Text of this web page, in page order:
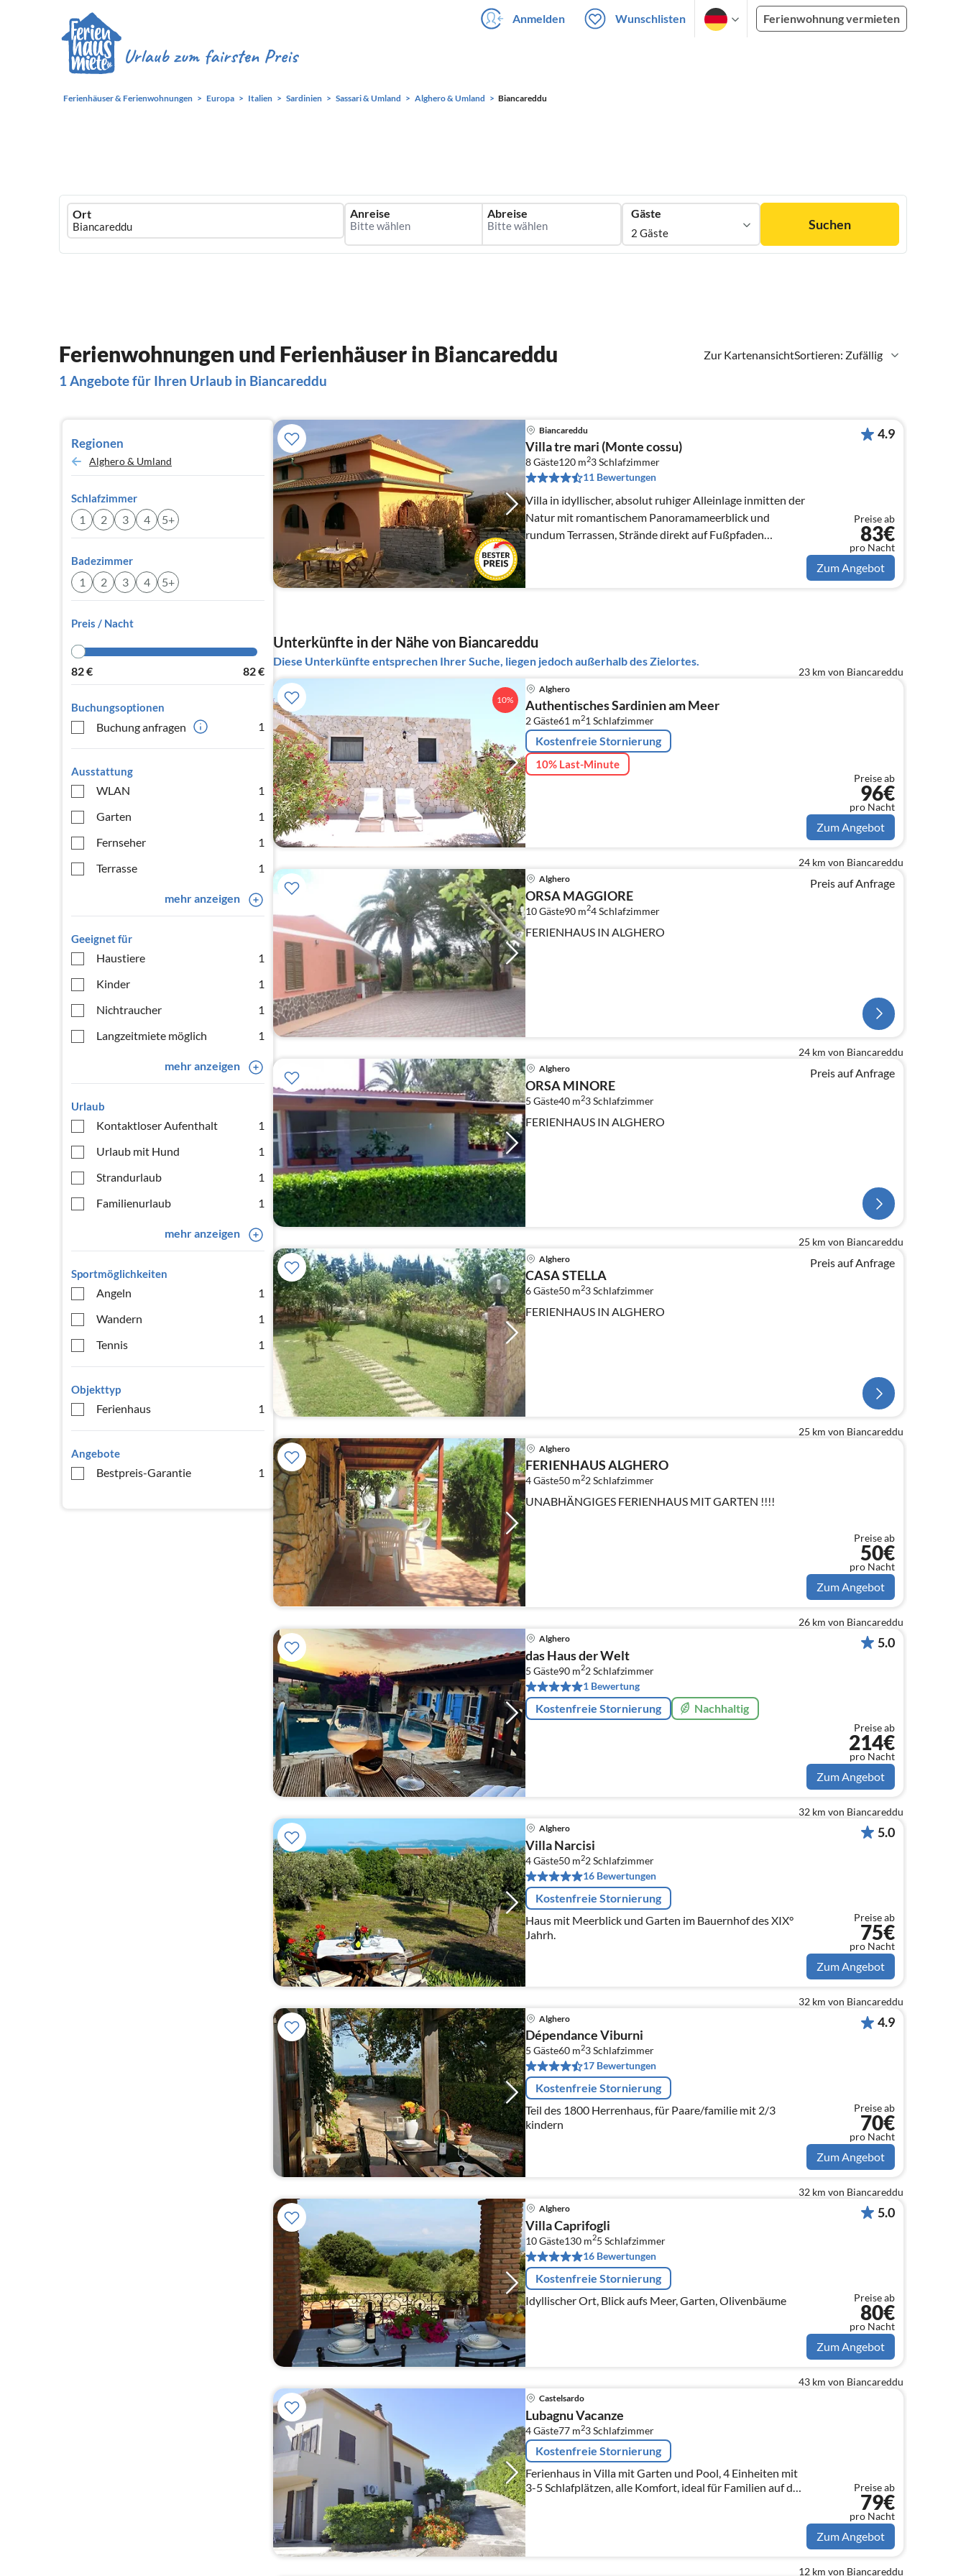
Anmelden Wunschlisten Ferienwohnung vermieten
Ferienhäuser & Ferienwohnungen Europa Italien Sardinien Sassari & Umland Alghero & Umland Biancareddu
Ferienhausmiete
logo
Ort Anreise Abreise Gäste
2 Gäste
Suchen
Zur KartenansichtSortieren: Zufällig
Ferienwohnungen und Ferienhäuser in Biancareddu
1 Angebote für Ihren Urlaub in Biancareddu
Regionen
Alghero & Umland
Schlafzimmer
1 2 3 4 5+
Badezimmer
1 2 3 4 5+
Preis / Nacht
82€ 82€
Buchungsoptionen
Buchung anfragen 1
Ausstattung
WLAN
1
Garten
1
Fernseher
1
Terrasse
1
mehr anzeigen
Geeignet für
Haustiere
1
Kinder
1
Nichtraucher
1
Langzeitmiete möglich
1
mehr anzeigen
Urlaub
Kontaktloser Aufenthalt
1
Urlaub mit Hund
1
Strandurlaub
1
Familienurlaub
1
mehr anzeigen
Sportmöglichkeiten
Angeln
1
Wandern
1
Tennis
1
Objekttyp
Ferienhaus 1
Angebote
Bestpreis-Garantie 1
Biancareddu
Villa tre mari (Monte cossu)
8 Gäste120 m23Schlafzimmer
11 Bewertungen
Villa in idyllischer, absolut ruhiger Alleinlage inmitten der
Natur mit romantischem Panoramameerblick und
rundum Terrassen, Strände direkt auf Fußpfaden
erreichbar
4.9
Preise ab
83€
pro Nacht
Zum Angebot
Unterkünfte in der Nähe von Biancareddu
Diese Unterkünfte entsprechen Ihrer Suche, liegen jedoch außerhalb des Zielortes.
10%
23 km von Biancareddu
Alghero
Authentisches Sardinien am Meer
2 Gäste61 m21 Schlafzimmer
Kostenfreie Stornierung
10% Last-Minute
Preise ab
96€
pro Nacht
Zum Angebot
24 km von Biancareddu
Alghero
ORSA MAGGIORE
10 Gäste90 m24Schlafzimmer
FERIENHAUS IN ALGHERO
Preis auf Anfrage
24 km von Biancareddu
Alghero
ORSA MINORE
5 Gäste40 m23Schlafzimmer
FERIENHAUS IN ALGHERO
Preis auf Anfrage
25 km von Biancareddu
Alghero
CASA STELLA
6 Gäste50 m23Schlafzimmer
FERIENHAUS IN ALGHERO
Preis auf Anfrage
25 km von Biancareddu
Alghero
FERIENHAUS ALGHERO
4 Gäste50 m22Schlafzimmer
UNABHÄNGIGES FERIENHAUS MIT GARTEN !!!!
Preise ab
50€
pro Nacht
Zum Angebot
26 km von Biancareddu
Alghero
das Haus der Welt
5 Gäste90 m22Schlafzimmer
1 Bewertung
Kostenfreie Stornierung Nachhaltig
5.0
Preise ab
214€
pro Nacht
Zum Angebot
32 km von Biancareddu
Alghero
Villa Narcisi
4 Gäste50 m22Schlafzimmer
16 Bewertungen
Kostenfreie Stornierung
Haus mit Meerblick und Garten im Bauernhof des XIX°
Jahrh.
5.0
Preise ab
75€
pro Nacht
Zum Angebot
32 km von Biancareddu
Alghero
Dépendance Viburni
5 Gäste60 m23Schlafzimmer
17 Bewertungen
Kostenfreie Stornierung
Teil des 1800 Herrenhaus, für Paare/familie mit 2/3
kindern
4.9
Preise ab
70€
pro Nacht
Zum Angebot
32 km von Biancareddu
Alghero
Villa Caprifogli
10 Gäste130 m25 Schlafzimmer
16 Bewertungen
Kostenfreie Stornierung
Idyllischer Ort, Blick aufs Meer, Garten, Olivenbäume
5.0
Preise ab
80€
pro Nacht
Zum Angebot
43 km von Biancareddu
Castelsardo
Lubagnu Vacanze
4 Gäste77 m23Schlafzimmer
Kostenfreie Stornierung
Ferienhaus in Villa mit Garten und Pool, 4 Einheiten mit
3-5 Schlafplätzen, alle Komfort, ideal für Familien auf der
Suche nach einem erholsamen Urlaub, umgeben von
Natur und in der Nähe des Meeres.
Preise ab
79€
pro Nacht
Zum Angebot
12 km von Biancareddu